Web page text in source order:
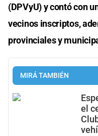
(DPVyU) y contó con
vecinos inscriptos,
provinciales y
MIRÁ TAMBIÉN
el